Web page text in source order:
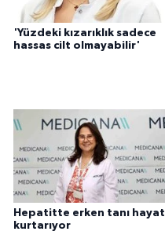
'Yüzdeki kızarıklık sadece
hassas cilt olmayabilir'
Hepatitte erken tanı hayat
kurtarıyor